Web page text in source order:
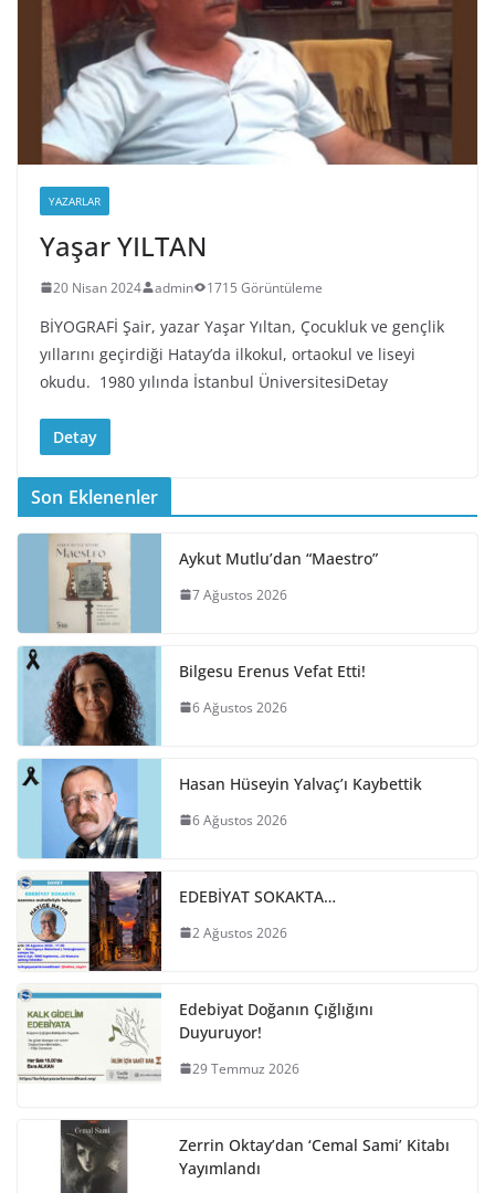
YAZARLAR
Yaşar YILTAN
20 Nisan 2024 admin 1715 Görüntüleme
BİYOGRAFİ Şair, yazar Yaşar Yıltan, Çocukluk ve gençlik
yıllarını geçirdiği Hatay’da ilkokul, ortaokul ve liseyi
okudu. 1980 yılında İstanbul ÜniversitesiDetay
Detay
Son Eklenenler
Aykut Mutlu’dan “Maestro”
7 Ağustos 2026
Bilgesu Erenus Vefat Etti!
6 Ağustos 2026
Hasan Hüseyin Yalvaç’ı Kaybettik
6 Ağustos 2026
EDEBİYAT SOKAKTA…
2 Ağustos 2026
Edebiyat Doğanın Çığlığını
Duyuruyor!
29 Temmuz 2026
Zerrin Oktay’dan ‘Cemal Sami’ Kitabı
Yayımlandı